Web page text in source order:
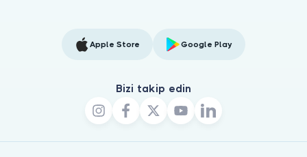
Apple Store Google Play
Bizi takip edin